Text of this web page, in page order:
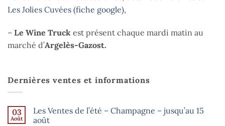
Les Jolies Cuvées (fiche google),
– Le Wine Truck est présent chaque mardi matin au
marché d’Argelès-Gazost.
Dernières ventes et informations
03
Août
Les Ventes de l’été – Champagne – jusqu’au 15
août